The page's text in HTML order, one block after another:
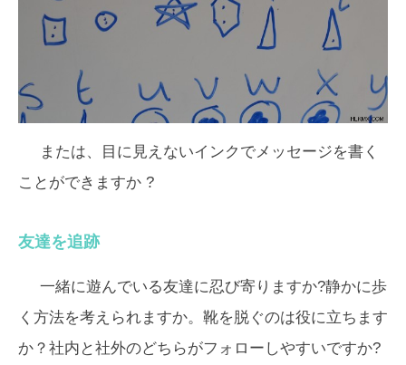
または、
目に見えないインクでメッセージを書く
ことができますか ?
友達を追跡
一緒に遊んでいる友達に忍び寄りますか?静かに歩
く方法を考えられますか。靴を脱ぐのは役に立ちます
か？社内と社外のどちらがフォローしやすいですか?